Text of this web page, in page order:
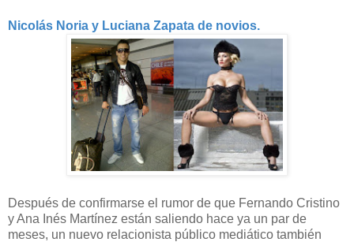
Nicolás Noria y Luciana Zapata de novios.
Después de confirmarse el rumor de que Fernando Cristino
y Ana Inés Martínez están saliendo hace ya un par de
meses, un nuevo relacionista público mediático también